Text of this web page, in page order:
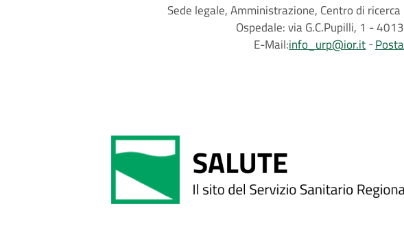
Sede legale, Amministrazione, Centro di
Ospedale: via G.C.Pupilli, 1 -
E-Mail:info_urp@ior.it